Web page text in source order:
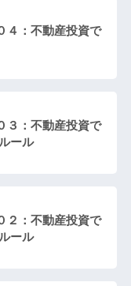
４：不動産投資で
３：不動産投資で
ール
２：不動産投資で
ール